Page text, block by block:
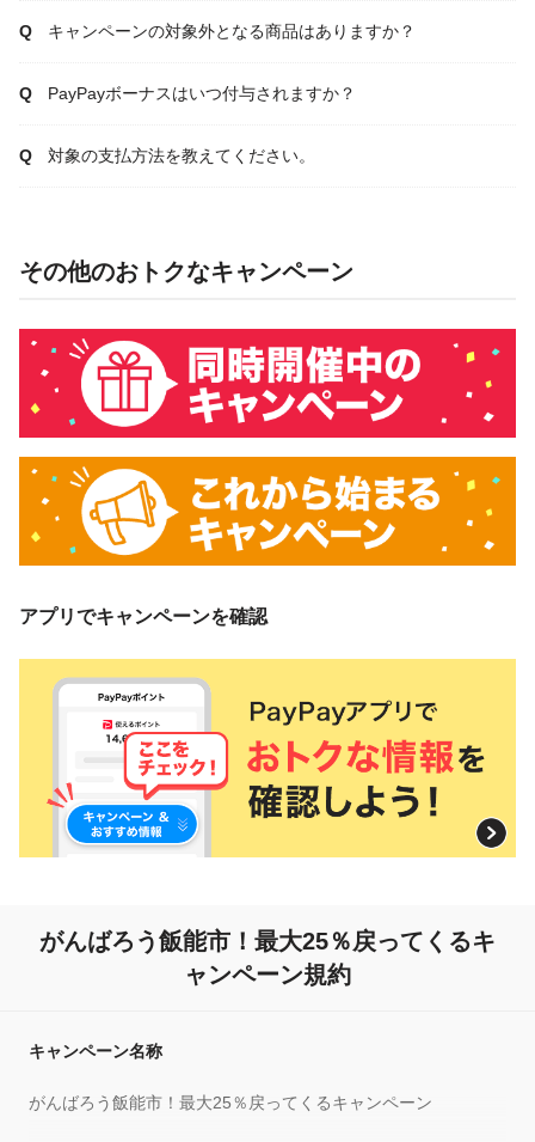
キャンペーンの対象外となる商品はありますか？
PayPayボーナスはいつ付与されますか？
対象の支払方法を教えてください。
その他のおトクなキャンペーン
アプリでキャンペーンを確認
がんばろう飯能市！最大25％戻ってくるキ
ャンペーン規約
キャンペーン名称
がんばろう飯能市！最大25％戻ってくるキャンペーン